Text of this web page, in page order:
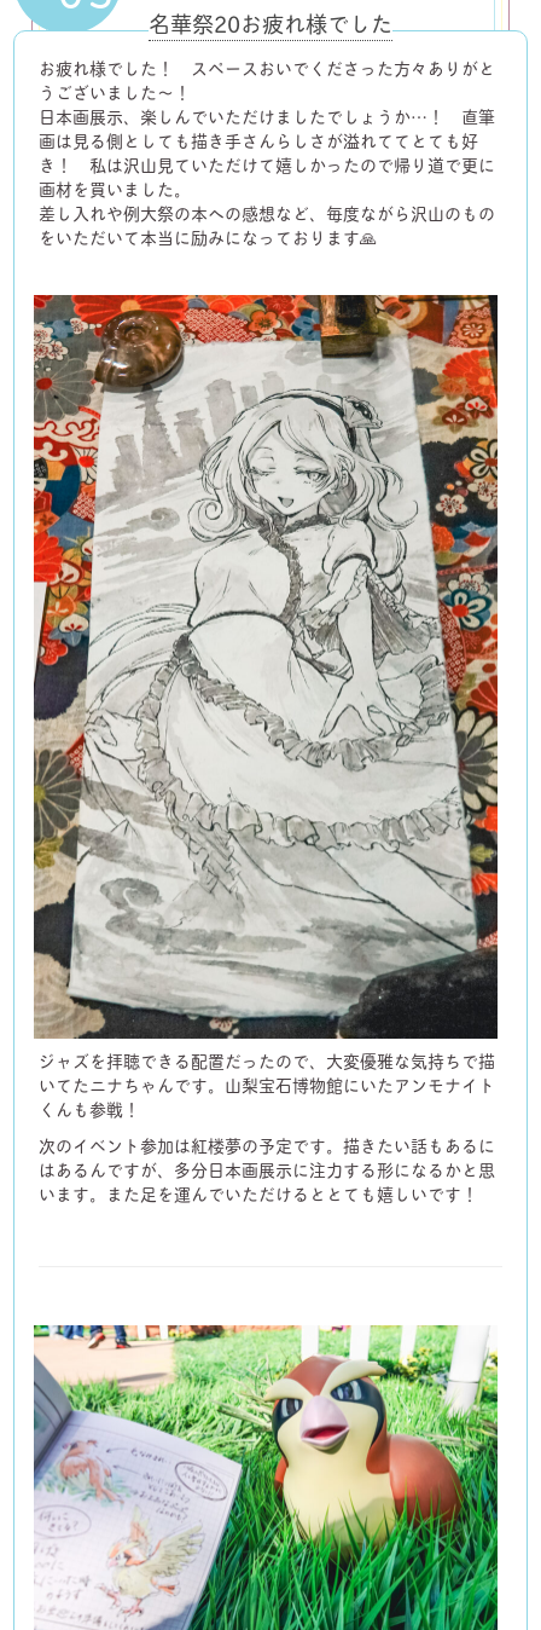
名華祭20お疲れ様でした
お疲れ様でした！ スペースおいでくださった方々ありがと
うございました〜！
日本画展示、楽しんでいただけましたでしょうか…！ 直筆
画は見る側としても描き手さんらしさが溢れててとても好
き！ 私は沢山見ていただけて嬉しかったので帰り道で更に
画材を買いました。
差し入れや例大祭の本への感想など、毎度ながら沢山のもの
をいただいて本当に励みになっております🙏
ジャズを拝聴できる配置だったので、大変優雅な気持ちで描
いてたニナちゃんです。山梨宝石博物館にいたアンモナイト
くんも参戦！
次のイベント参加は紅楼夢の予定です。描きたい話もあるに
はあるんですが、多分日本画展示に注力する形になるかと思
います。また足を運んでいただけるととても嬉しいです！